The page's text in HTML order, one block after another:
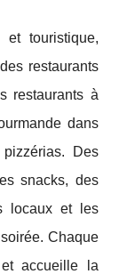
touristique,
restaurants
restaurants à
dans
Des
snacks, des
locaux et les
Chaque
accueille la